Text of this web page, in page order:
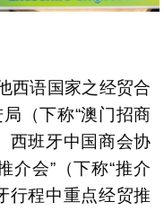
排多场商业配对
西语国家之经贸合
（下称“澳门招商
西班牙中国商会协
介会”（下称“推介
行程中重点经贸推